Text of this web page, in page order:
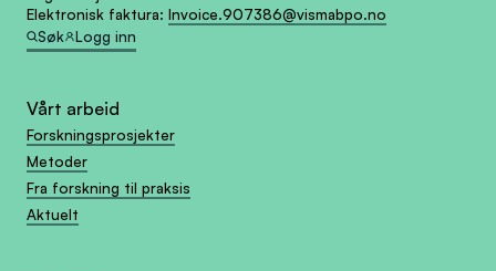
Elektronisk faktura: Invoice.907386@vismabpo.no
Søk
Logg inn
Vårt arbeid
Forskningsprosjekter
Metoder
Fra forskning til praksis
Aktuelt